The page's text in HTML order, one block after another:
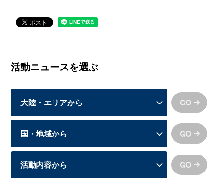
活動ニュースを選ぶ
GO
GO
GO